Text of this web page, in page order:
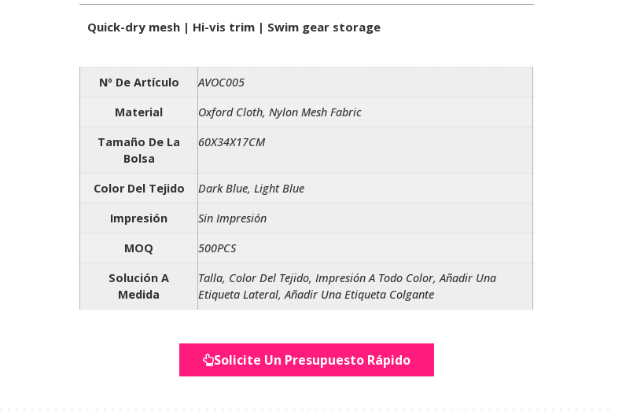
Quick-dry mesh | Hi-vis trim | Swim gear storage
Nº De Artículo
AVOC005
Material
Oxford Cloth, Nylon Mesh Fabric
Tamaño De La
Bolsa
60X34X17CM
Color Del Tejido
Dark Blue, Light Blue
Impresión
Sin Impresión
MOQ
500PCS
Solución A
Medida
Talla, Color Del Tejido, Impresión A Todo Color, Añadir Una
Etiqueta Lateral, Añadir Una Etiqueta Colgante
Solicite Un Presupuesto Rápido